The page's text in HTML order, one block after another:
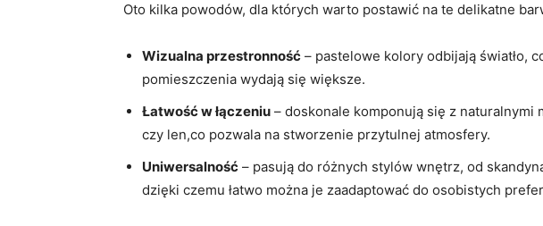
Oto kilka powodów, dla których warto postawić na te delikatne
Wizualna przestronność – pastelowe kolory odbijają światło,
pomieszczenia wydają się większe.
Łatwość w łączeniu – doskonale komponują się z naturalnymi
czy len,co pozwala na stworzenie przytulnej atmosfery.
Uniwersalność – pasują do różnych stylów wnętrz, od
dzięki czemu łatwo można je zaadaptować do osobistych